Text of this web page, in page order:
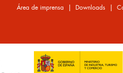
Área de imprensa | Downloads |